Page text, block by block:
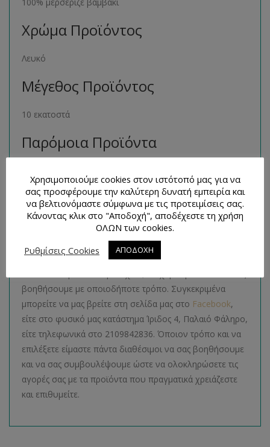
Χρώμα Προϊόντος
Λευκό
Μέγεθος Προϊόντος
10 εκατοστά
Παρόμοια Προϊόντα
κατηγορίας στο ηλεκτρονικό μας κατάστημα
ακολουθώντας τον σύνδεσμο εδώ.
Τρόποι Επικοινωνίας και
Απορίες
βοηθήσουμε με οποιοδήποτε τρόπο. Συγκεκριμένα
μπορείτε να μας βρείτε στη σελίδα μας στο Facebook,
είτε στο φυσικό μας κατάστημα Ίριδος 4, Παλαιό Φάληρο,
είτε τηλεφωνικά στο 2109842836. Όποιον τρόπο και να
επιλέξετε είμαστε πάντα διαθέσιμοι να σας βοηθήσουμε
και να σας συμβουλέψουμε ώστε να ολοκληρώσετε τις
αγορές σας με τα προϊόντα που πραγματικά χρειάζεστε
και επιθυμείτε.
Χρησιμοποιούμε cookies στον ιστότοπό μας για να
σας προσφέρουμε την καλύτερη δυνατή εμπειρία και
να βελτιονόμαστε σύμφωνα με τις προτειμίσεις σας.
Κάνοντας κλικ στο "Αποδοχή", αποδέχεστε τη χρήση
ΟΛΩΝ των cookies.
Ρυθμίσεις Cookies
ΑΠΟΔΟΧΗ